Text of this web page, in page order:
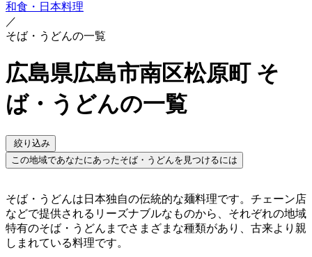
和食・日本料理
／
そば・うどんの一覧
広島県広島市南区松原町 そ
ば・うどんの一覧
絞り込み
この地域であなたにあったそば・うどんを見つけるには
そば・うどんは日本独自の伝統的な麺料理です。チェーン店
などで提供されるリーズナブルなものから、それぞれの地域
特有のそば・うどんまでさまざまな種類があり、古来より親
しまれている料理です。